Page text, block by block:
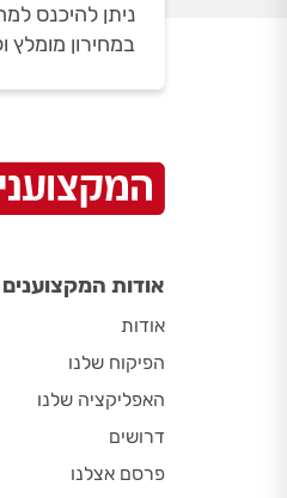
ניתן להיכנס
במחירון
אודות המקצוענים
אודות
הפיקוח שלנו
האפליקציה שלנו
דרושים
פרסם אצלנו